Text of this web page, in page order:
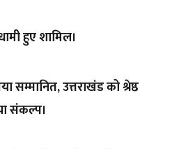
हुए शामिल।
सम्मानित, उत्तराखंड को श्रेष्ठ
संकल्प।